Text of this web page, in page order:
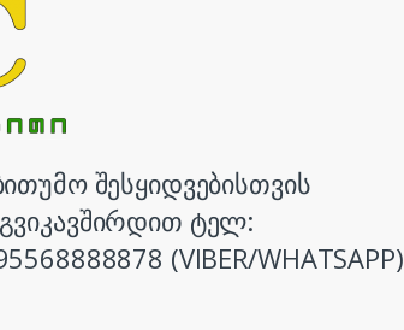
შესყიდვებისთვის
ტელ:
(VIBER/WHATSAPP)